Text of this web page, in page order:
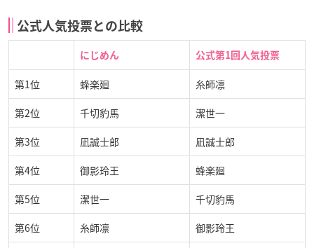
公式人気投票との比較
にじめん 公式第1回人気投票
第1位 蜂楽廻 糸師凛
第2位 千切豹馬 潔世一
第3位 凪誠士郎 凪誠士郎
第4位 御影玲王 蜂楽廻
第5位 潔世一 千切豹馬
第6位 糸師凛 御影玲王